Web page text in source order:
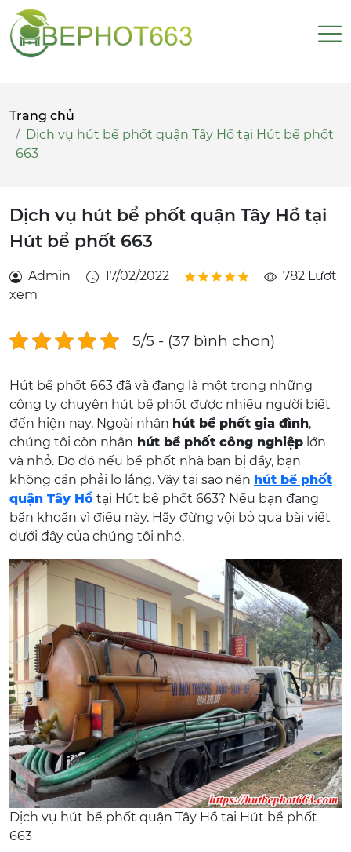
Trang chủ
Dịch vụ hút bể phốt quận Tây Hồ tại Hút bể phốt
663
Dịch vụ hút bể phốt quận Tây Hồ tại
Hút bể phốt 663
Admin 17/02/2022
782 Lượt
xem
5/5 - (37 bình chọn)
Hút bể phốt 663 đã và đang là một trong những
công ty chuyên hút bể phốt được nhiều người biết
đến hiện nay. Ngoài nhận hút bể phốt gia đình,
chúng tôi còn nhận hút bể phốt công nghiệp lớn
và nhỏ. Do đó nếu bể phốt nhà bạn bị đầy, bạn
không cần phải lo lắng. Vậy tại sao nên hút bể phốt
quận Tây Hồ tại Hút bể phốt 663? Nếu bạn đang
băn khoăn vì điều này. Hãy đừng vội bỏ qua bài viết
dưới đây của chúng tôi nhé.
Dịch vụ hút bể phốt quận Tây Hồ tại Hút bể phốt
663